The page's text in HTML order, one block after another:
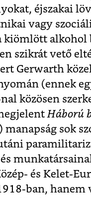
éjszakai
vagy
kiömlött alkohol
szikrát vető
Gerwarth
(ennek
közösen
Háború
) manapság sok
és Kelet-
ban, hanem